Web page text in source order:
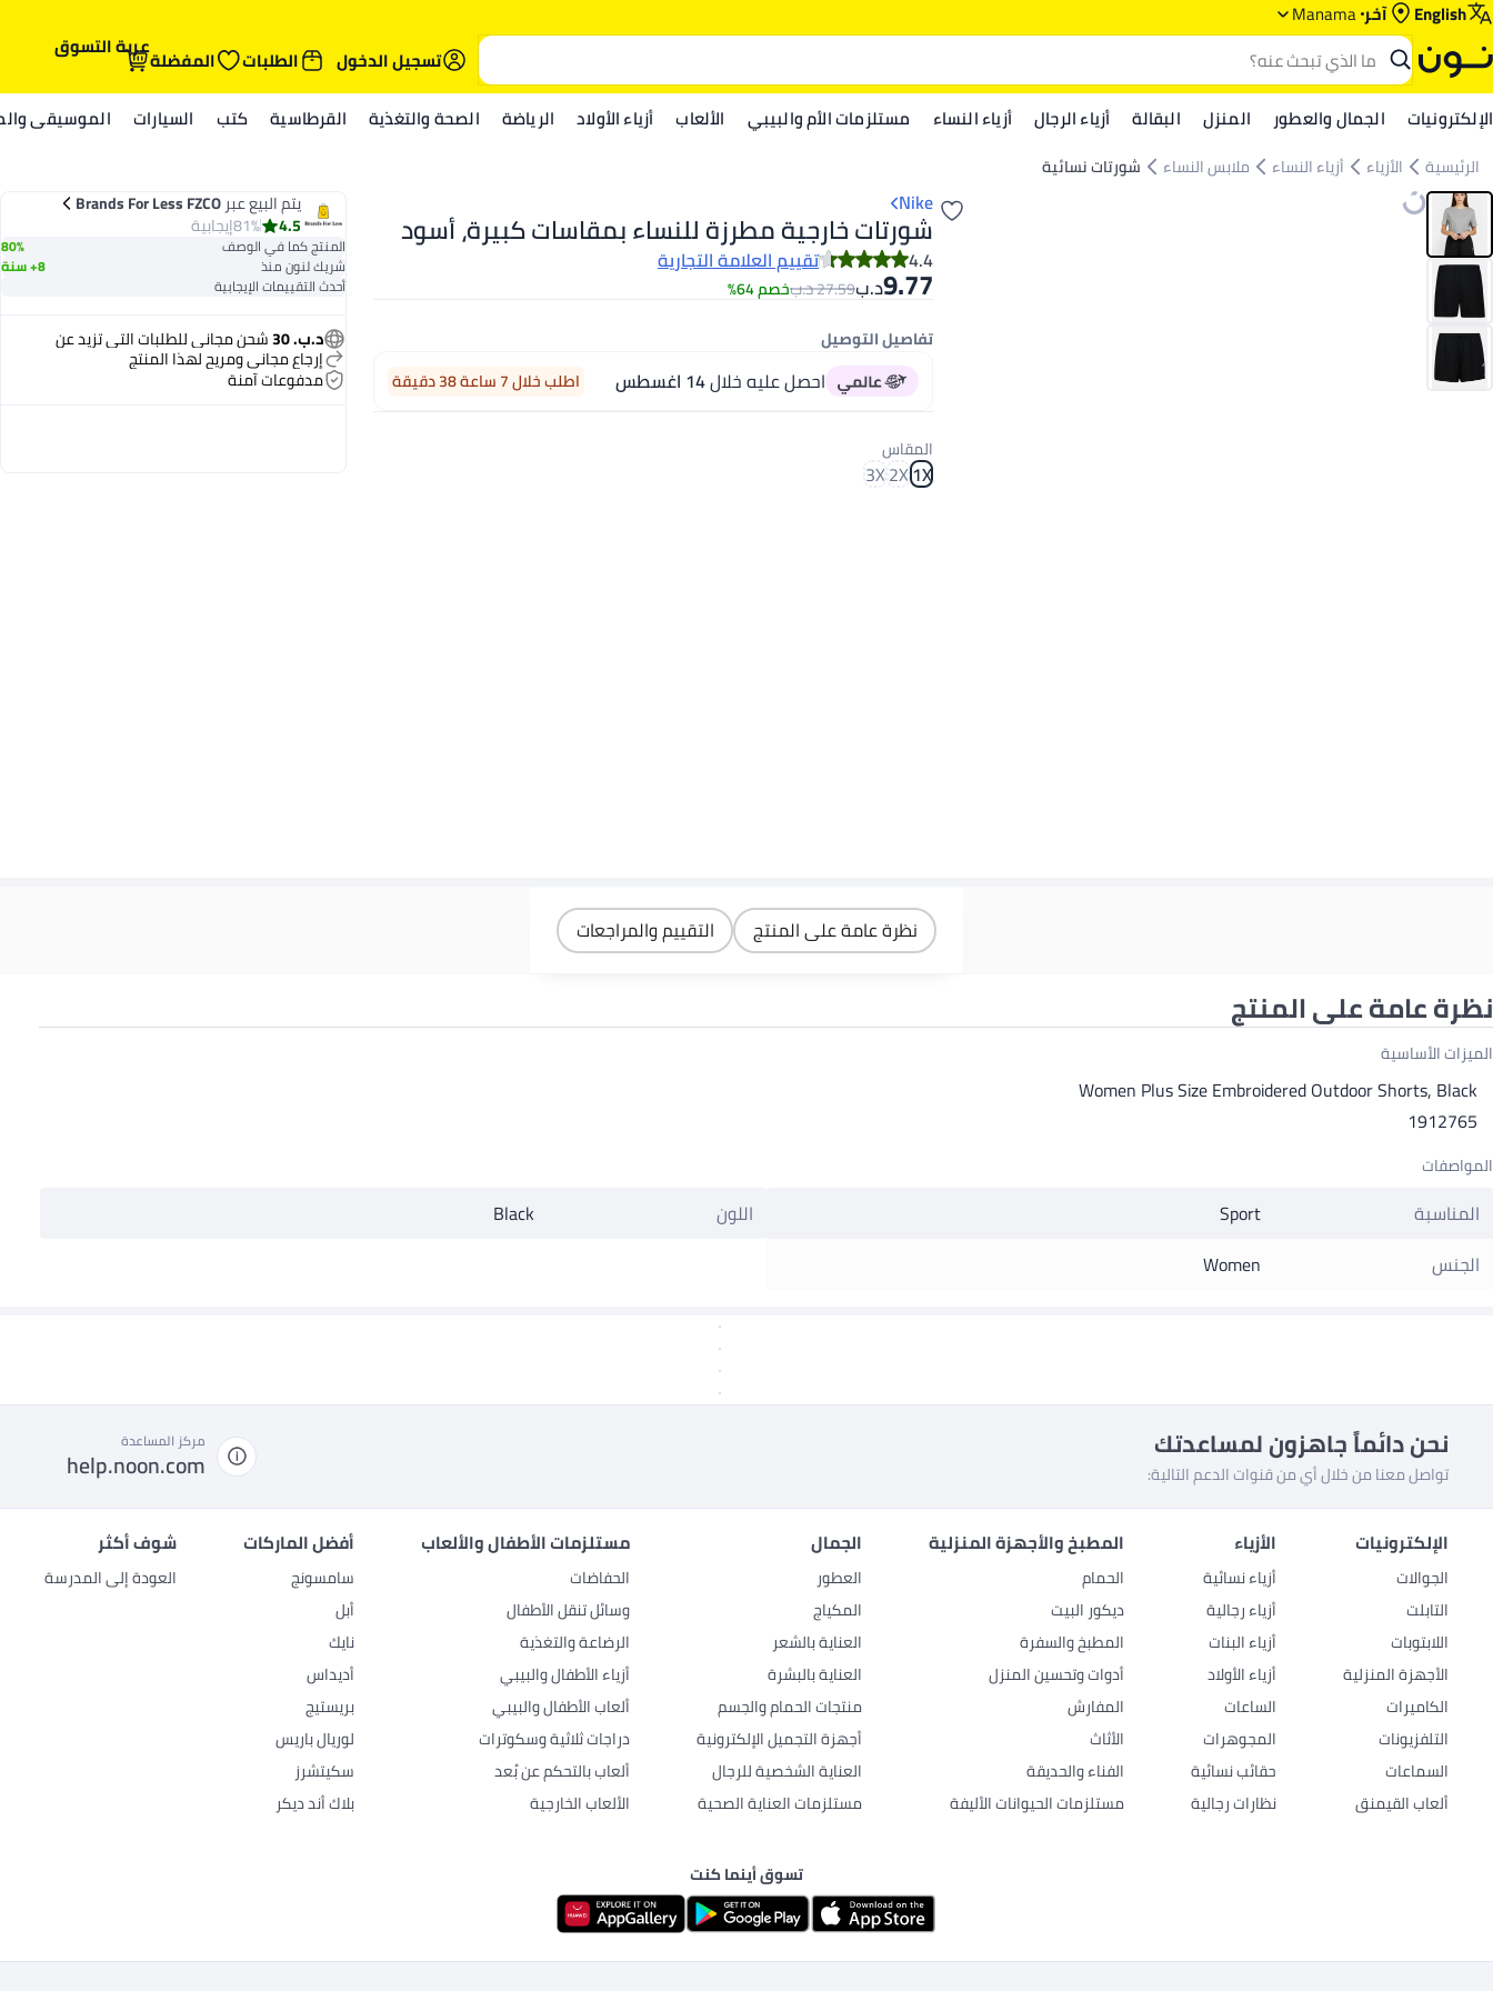
English آخر Manama
تسجيل الدخول
الطلبات المفضلةعربة التسوق
الإلكترونيات الجمال والعطور المنزل البقالة أزياء الرجال أزياء النساء مستلزمات الأم والبيبي الألعاب أزياء الأولاد الرياضة الصحة والتغذية القرطاسية كتب السيارات الموسيقى
الرئيسية الأزياء أزياء النساء ملابس النساء شورتات نسائية
Nike
شورتات خارجية مطرزة للنساء بمقاسات كبيرة، أسود
4.4
تقييم العلامة التجارية
د.ب‏9.77 د.ب‏27.59
خصم 64%
تفاصيل التوصيل
احصل عليه خلال14 اغسطس اطلب خلال 7 ساعة 38 دقيقة
المقاس
1X
2X
3X
يتم البيع عبرBrands For Less FZCO
4.5
81%إيجابية
المنتج كما في الوصف 80%
شريك لنون منذ 8+ سنة
أحدث التقييمات الإيجابية
د.ب. 30 شحن مجاني للطلبات التي تزيد عن
إرجاع مجاني ومريح لهذا المنتج
مدفوعات آمنة
نظرة عامة على المنتج التقييم والمراجعات
نظرة عامة على المنتج
الميزات الأساسية
Women Plus Size Embroidered Outdoor Shorts, Black
1912765
المواصفات
المناسبة
Sport
الجنس
Women
اللون Black
نحن دائماً جاهزون لمساعدتك
تواصل معنا من خلال أي من قنوات الدعم التالية:
مركز المساعدة
help.noon.com
الإلكترونيات
الجوالات
التابلت
اللابتوبات
الأجهزة المنزلية
الكاميرات
التلفزيونات
السماعات
ألعاب القيمنق
الأزياء
أزياء نسائية
أزياء رجالية
أزياء البنات
أزياء الأولاد
الساعات
المجوهرات
حقائب نسائية
نظارات رجالية
المطبخ والأجهزة المنزلية
الحمام
ديكور البيت
المطبخ والسفرة
أدوات وتحسين المنزل
المفارش
الأثاث
الفناء والحديقة
مستلزمات الحيوانات الأليفة
الجمال
العطور
المكياج
العناية بالشعر
العناية بالبشرة
منتجات الحمام والجسم
أجهزة التجميل الإلكترونية
العناية الشخصية للرجال
مستلزمات العناية الصحية
مستلزمات الأطفال والألعاب
الحفاضات
وسائل تنقل الأطفال
الرضاعة والتغذية
أزياء الأطفال والبيبي
ألعاب الأطفال والبيبي
دراجات ثلاثية وسكوترات
ألعاب بالتحكم عن بُعد
الألعاب الخارجية
أفضل الماركات
سامسونج
أبل
نايك
أديداس
بريستيج
لوريال باريس
سكيتشرز
بلاك أند ديكر
شوف أكثر
العودة إلى المدرسة
تسوق أينما كنت